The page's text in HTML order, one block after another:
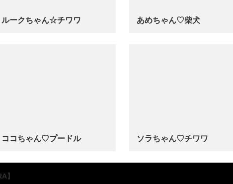
ルークちゃん☆チワワ あめちゃん♡‬柴犬
ココちゃん♡‬プードル ソラちゃん♡‬チワワ